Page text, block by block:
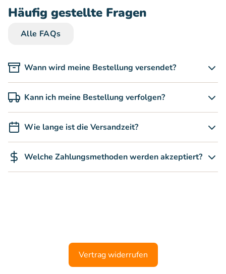
Häufig gestellte Fragen
Alle FAQs
Wann wird meine Bestellung versendet?
Kann ich meine Bestellung verfolgen?
Wie lange ist die Versandzeit?
Welche Zahlungsmethoden werden akzeptiert?
Vertrag widerrufen